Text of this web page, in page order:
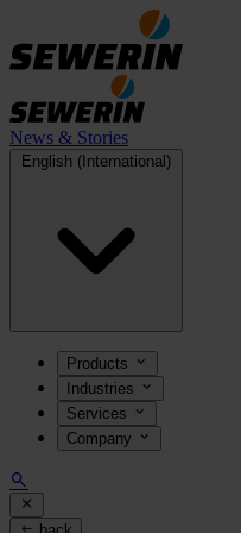
News & Stories
English (International)
Products
Industries
Services
Company